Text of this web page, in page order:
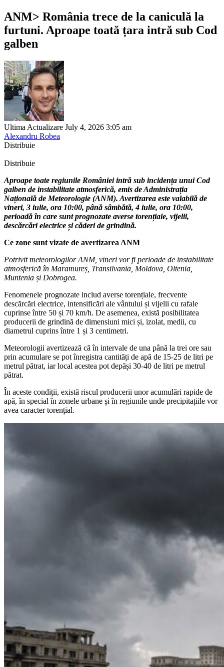
ANM> România trece de la caniculă la
furtuni. Aproape toată țara intră sub Cod
galben
Ultima Actualizare July 4, 2026 3:05 am
Alexandru Robea
Distribuie
Distribuie
Aproape toate regiunile României intră sub incidența unui Cod
galben de instabilitate atmosferică, emis de Administrația
Națională de Meteorologie (ANM). Avertizarea este valabilă de
vineri, 3 iulie, ora 10:00, până sâmbătă, 4 iulie, ora 10:00,
perioadă în care sunt prognozate averse torențiale, vijelii,
descărcări electrice și căderi de grindină.
Ce zone sunt vizate de avertizarea ANM
Potrivit meteorologilor ANM, vineri vor fi perioade de instabilitate
atmosferică în Maramureș, Transilvania, Moldova, Oltenia,
Muntenia și Dobrogea.
Fenomenele prognozate includ averse torențiale, frecvente
descărcări electrice, intensificări ale vântului și vijelii cu rafale
cuprinse între 50 și 70 km/h. De asemenea, există posibilitatea
producerii de grindină de dimensiuni mici și, izolat, medii, cu
diametrul cuprins între 1 și 3 centimetri.
Meteorologii avertizează că în intervale de una până la trei ore sau
prin acumulare se pot înregistra cantități de apă de 15-25 de litri pe
metrul pătrat, iar local acestea pot depăși 30-40 de litri pe metrul
pătrat.
În aceste condiții, există riscul producerii unor acumulări rapide de
apă, în special în zonele urbane și în regiunile unde precipitațiile vor
avea caracter torențial.